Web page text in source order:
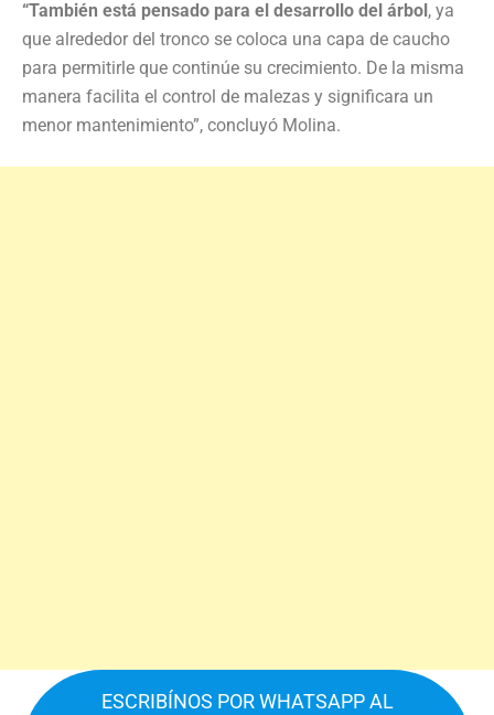
“También está pensado para el desarrollo del árbol, ya
que alrededor del tronco se coloca una capa de caucho
para permitirle que continúe su crecimiento. De la misma
manera facilita el control de malezas y significara un
menor mantenimiento”, concluyó Molina.
ESCRIBÍNOS POR WHATSAPP AL